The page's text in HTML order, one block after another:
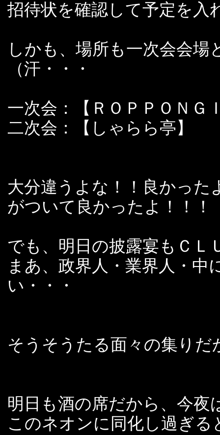
招待状を確認して予定を入
しかも、場所も一次会会
（汗・・・
一次会：【ＲＯＰＰＯＮ
二次会：【しゃらら亭】
大分違うよな！！良かった
がついて良かったよ！！！
でも、明日の披露宴もＣＬ
まあ、政界人・業界人・中
い・・・
そうそうたる面々の集り
明日も酒の席だから、今夜
このネオンに同化し過ぎ